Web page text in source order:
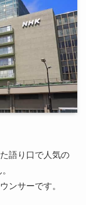
語り口で人気の
ンサーです。